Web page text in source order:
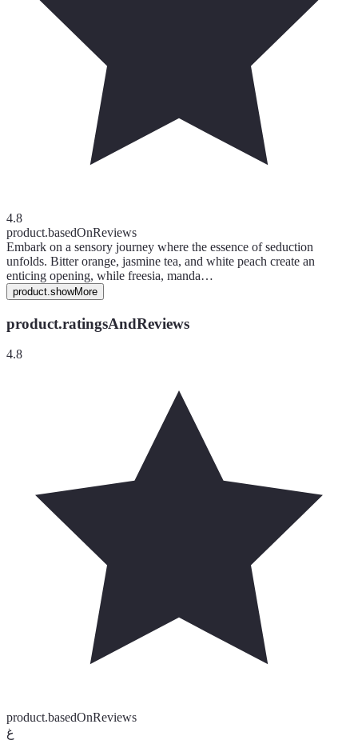
4.8
product.basedOnReviews
Embark on a sensory journey where the essence of seduction
unfolds. Bitter orange, jasmine tea, and white peach create an
enticing opening, while freesia, manda…
product.showMore
product.ratingsAndReviews
4.8
product.basedOnReviews
غ